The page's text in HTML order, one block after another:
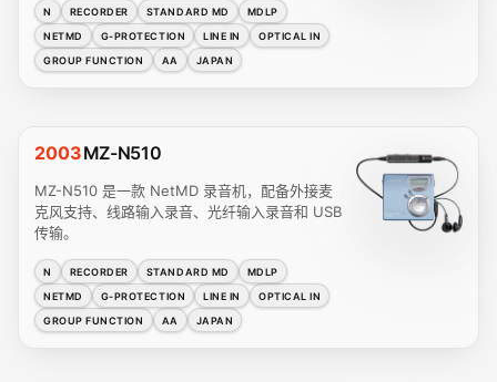
N RECORDER STANDARD MD
MDLP
NETMD
G-PROTECTION LINE IN
OPTICAL IN
GROUP FUNCTION
AA JAPAN
2003MZ-N510
MZ-N510 是一款 NetMD 录音机，配备外接麦
克风支持、线路输入录音、光纤输入录音和 USB
传输。
N RECORDER STANDARD MD
MDLP
NETMD
G-PROTECTION LINE IN
OPTICAL IN
GROUP FUNCTION
AA JAPAN